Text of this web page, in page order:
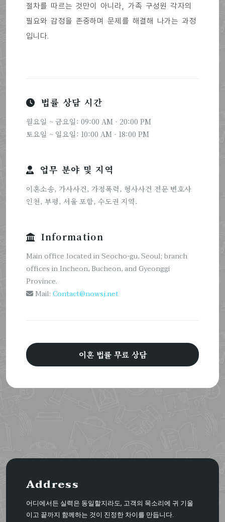
절차를 따르는 것만이 아니라, 가족 구성원 각자의
필요와 감정을 존중하며 문제를 해결해 나가는 과정
입니다.
법률 상담 시간
월요일 ~ 금요일: 09:00 AM - 20:00 PM
토요일 ~ 일요일: 10:00 AM - 18:00 PM
업무 분야 및 지역
이혼소송, 가사사건, 가정폭력, 형사사건 전문 변호사
인천, 부평, 서울 포함, 수도권 지역.
Information
Main office located in Seocho-gu, Seoul; branch
offices in Incheon, Bucheon, and Gyeonggi
Province.
Mail: Contact@nowsj.net
이혼 법률 무료 상담
Address
어디에서든 실력은 동일할지라도, 고객의 목소리에 귀 기울
이고 끝까지 함께하는 것이 진정한 차이를 만듭니다.